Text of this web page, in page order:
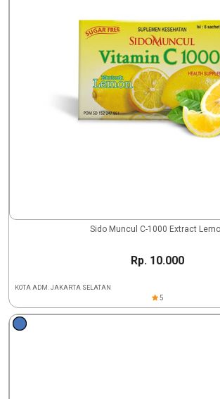
Sido Muncul C-1000 Extract
Rp. 10.000
KOTA ADM. JAKARTA SELATAN
5